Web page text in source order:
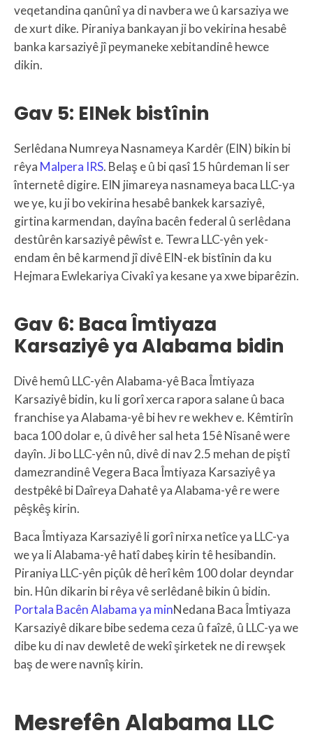
veqetandina qanûnî ya di navbera we û karsaziya we
de xurt dike. Piraniya bankayan ji bo vekirina hesabê
banka karsaziyê jî peymaneke xebitandinê hewce
dikin.
Gav 5: EINek bistînin
Serlêdana Numreya Nasnameya Kardêr (EIN) bikin bi
rêya Malpera IRS. Belaş e û bi qasî 15 hûrdeman li ser
înternetê digire. EIN jimareya nasnameya baca LLC-ya
we ye, ku ji bo vekirina hesabê bankek karsaziyê,
girtina karmendan, dayîna bacên federal û serlêdana
destûrên karsaziyê pêwîst e. Tewra LLC-yên yek-
endam ên bê karmend jî divê EIN-ek bistînin da ku
Hejmara Ewlekariya Civakî ya kesane ya xwe biparêzin.
Gav 6: Baca Îmtiyaza
Karsaziyê ya Alabama bidin
Divê hemû LLC-yên Alabama-yê Baca Îmtiyaza
Karsaziyê bidin, ku li gorî xerca rapora salane û baca
franchise ya Alabama-yê bi hev re wekhev e. Kêmtirîn
baca 100 dolar e, û divê her sal heta 15ê Nîsanê were
dayîn. Ji bo LLC-yên nû, divê di nav 2.5 mehan de piştî
damezrandinê Vegera Baca Îmtiyaza Karsaziyê ya
destpêkê bi Daîreya Dahatê ya Alabama-yê re were
pêşkêş kirin.
Baca Îmtiyaza Karsaziyê li gorî nirxa netîce ya LLC-ya
we ya li Alabama-yê hatî dabeş kirin tê hesibandin.
Piraniya LLC-yên piçûk dê herî kêm 100 dolar deyndar
bin. Hûn dikarin bi rêya vê serlêdanê bikin û bidin.
Portala Bacên Alabama ya minNedana Baca Îmtiyaza
Karsaziyê dikare bibe sedema ceza û faîzê, û LLC-ya we
dibe ku di nav dewletê de wekî şirketek ne di rewşek
baş de were navnîş kirin.
Mesrefên Alabama LLC